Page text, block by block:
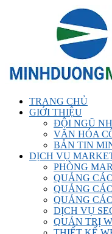
TRANG CHỦ
GIỚI THIỆU
ĐỘI NGŨ
VĂN HÓA
BẢN TIN
DỊCH VỤ
PHÒNG
QUẢNG
QUẢNG
QUẢNG
DỊCH VỤ
QUẢN TRỊ